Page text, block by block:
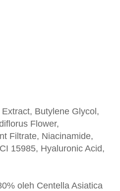
Butylene Glycol,
Flower,
Filtrate, Niacinamide,
15985, Hyaluronic Acid,
oleh Centella Asiatica